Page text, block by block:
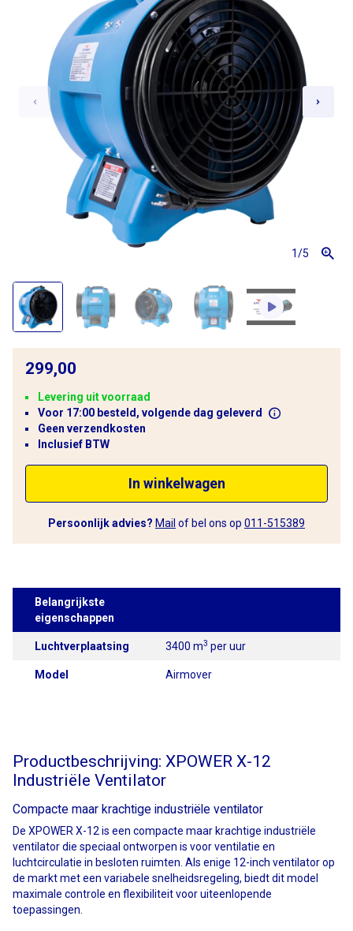
1/5
299,00
Levering uit voorraad
Voor 17:00 besteld, volgende dag geleverd
Geen verzendkosten
Inclusief BTW
In winkelwagen
Persoonlijk advies? Mail of bel ons op 011-515389
Belangrijkste
eigenschappen
Luchtverplaatsing 3400 m3 per uur
Model Airmover
Productbeschrijving: XPOWER X-12
Industriële Ventilator
Compacte maar krachtige industriële ventilator
De XPOWER X-12 is een compacte maar krachtige industriële
ventilator die speciaal ontworpen is voor ventilatie en
luchtcirculatie in besloten ruimten. Als enige 12-inch ventilator op
de markt met een variabele snelheidsregeling, biedt dit model
maximale controle en flexibiliteit voor uiteenlopende
toepassingen.